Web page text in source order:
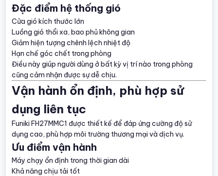
Đặc điểm hệ thống gió
Cửa gió kích thước lớn
Luồng gió thổi xa, bao phủ không gian
Giảm hiện tượng chênh lệch nhiệt độ
Hạn chế góc chết trong phòng
Điều này giúp người dùng ở bất kỳ vị trí nào trong phòng
cũng cảm nhận được sự dễ chịu.
Vận hành ổn định, phù hợp sử
dụng liên tục
Funiki FH27MMC1 được thiết kế để đáp ứng cường độ sử
dụng cao, phù hợp môi trường thương mại và dịch vụ.
Ưu điểm vận hành
Máy chạy ổn định trong thời gian dài
Khả năng chịu tải tốt